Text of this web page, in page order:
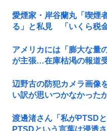
愛煙家・岸谷蘭丸「喫煙
る」と私見 「いくら税
アメリカには「膨大な量
が主張…在庫枯渇の報道
辺野古の防犯カメラ画像
い訳が思いつかなかった
渡邊渚さん「私がPTSD
PTSDという言葉は浸透